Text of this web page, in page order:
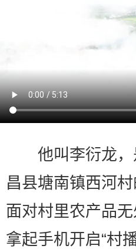
他叫李衍龙，
昌县塘南镇西河
面对村里农产品
拿起手机开启“村